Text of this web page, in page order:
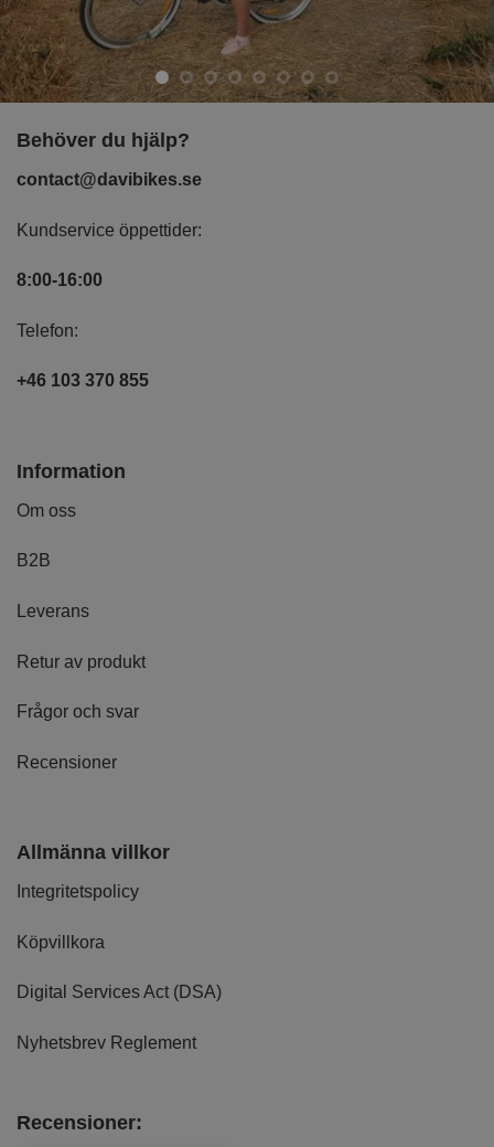
Behöver du hjälp?
contact@davibikes.se
Kundservice öppettider:
8:00-16:00
Telefon:
+46 103 370 855
Information
Om oss
B2B
Leverans
Retur av produkt
Frågor och svar
Recensioner
Allmänna villkor
Integritetspolicy
Köpvillkora
Digital Services Act (DSA)
Nyhetsbrev Reglement
Recensioner: